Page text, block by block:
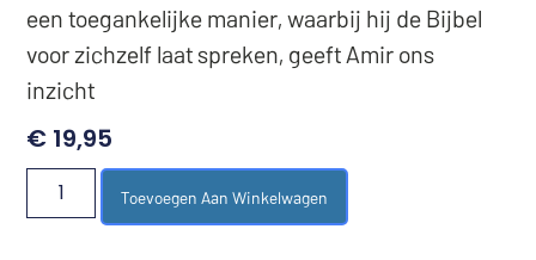
een toegankelijke manier, waarbij hij de Bijbel
voor zichzelf laat spreken, geeft Amir ons
inzicht
€ 19,95
Toevoegen Aan Winkelwagen